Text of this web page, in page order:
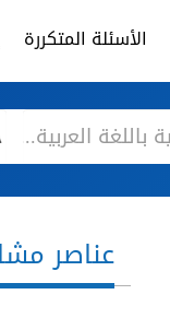
الأسئلة المتكررة
عناصر